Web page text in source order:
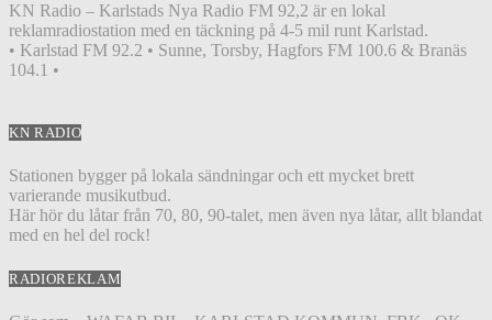
KN Radio – Karlstads Nya Radio FM 92,2 är en lokal
reklamradiostation med en täckning på 4-5 mil runt Karlstad.
• Karlstad FM 92.2 • Sunne, Torsby, Hagfors FM 100.6 & Branäs
104.1 •
KN RADIO
Stationen bygger på lokala sändningar och ett mycket brett
varierande musikutbud.
Här hör du låtar från 70, 80, 90-talet, men även nya låtar, allt blandat
med en hel del rock!
RADIOREKLAM